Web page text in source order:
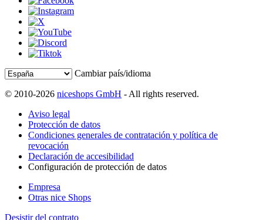
Cambiar país/idioma
© 2010-2026 niceshops GmbH - All rights reserved.
Aviso legal
Protección de datos
Condiciones generales de contratación y política de
revocación
Declaración de accesibilidad
Configuración de protección de datos
Empresa
Otras nice Shops
Desistir del contrato